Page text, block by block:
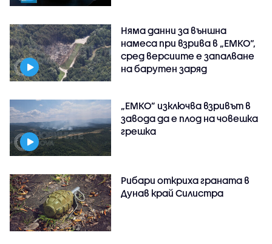
Няма данни за външна
намеса при взрива в „ЕМКО“,
сред версиите е запалване
на барутен заряд
„ЕМКО” изключва взривът в
завода да е плод на човешка
грешка
Рибари откриха граната в
Дунав край Силистра